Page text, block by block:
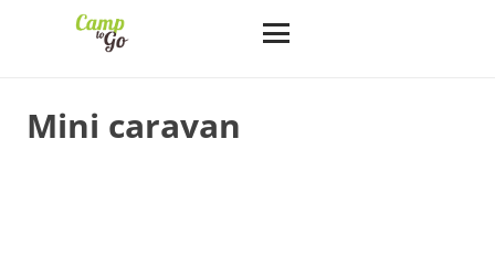
Mini caravan